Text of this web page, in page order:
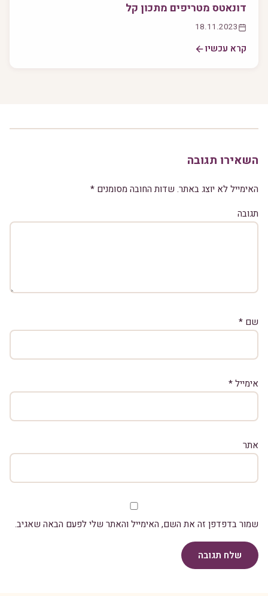
דונאטס מטריפים מתכון קל
18.11.2023
קרא עכשיו
השאירו תגובה
האימייל לא יוצג באתר. שדות החובה מסומנים *
תגובה
שם *
אימייל*
אתר
שמור בדפדפן זה את השם, האימייל והאתר שלי לפעם הבאה שאגיב.
שלח תגובה